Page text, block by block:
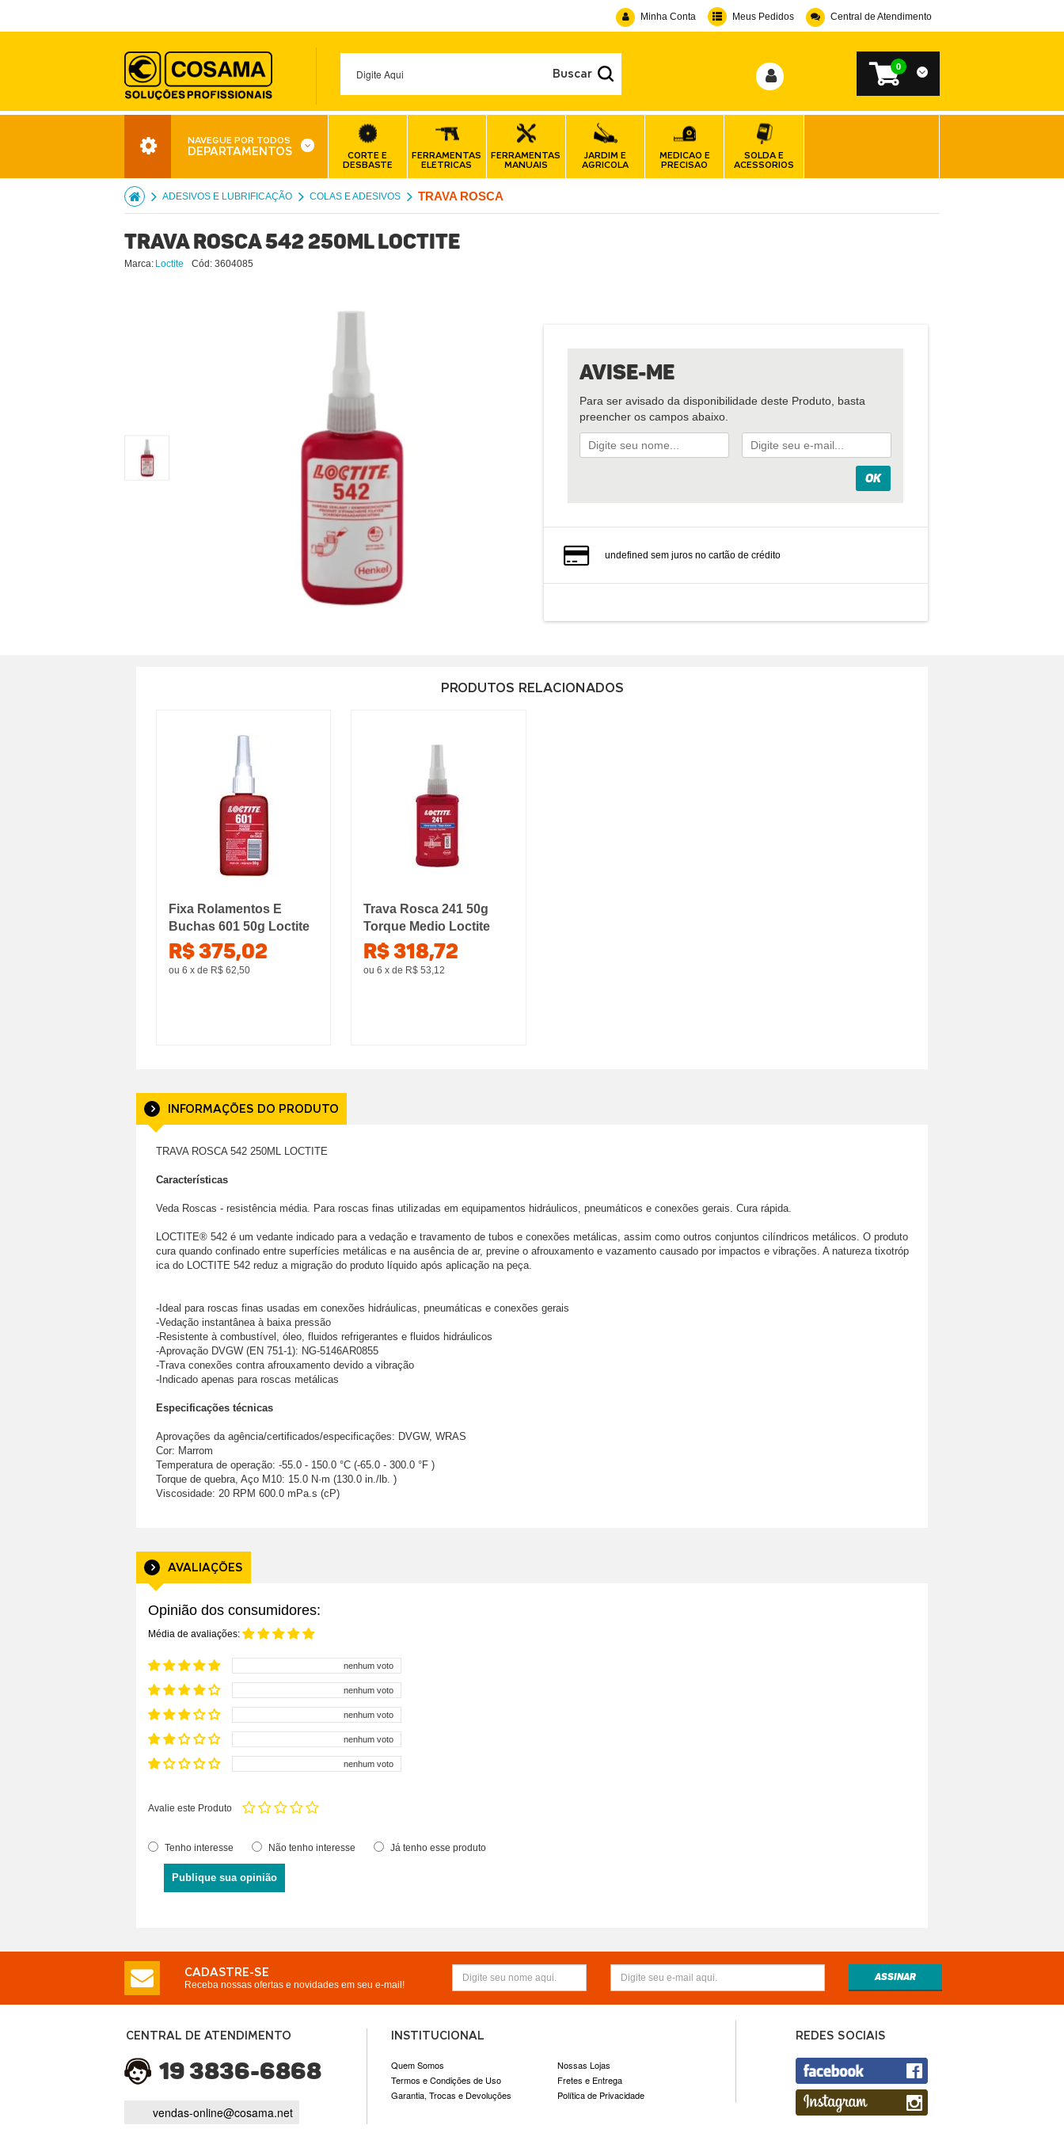
Minha Conta Meus Pedidos Central de Atendimento
0
NAVEGUE POR TODOS
DEPARTAMENTOS
CORTE E
DESBASTE
FERRAMENTAS
ELETRICAS
FERRAMENTAS
MANUAIS
JARDIM E
AGRICOLA
MEDICAO E
PRECISAO
SOLDA E
ACESSORIOS
ADESIVOS E LUBRIFICAÇÃO COLAS E ADESIVOS TRAVA ROSCA
TRAVA ROSCA 542 250ML LOCTITE
Marca: Loctite Cód: 3604085
Avise-Me
Para ser avisado da disponibilidade deste Produto, basta
preencher os campos abaixo.
undefined sem juros no cartão de crédito
PRODUTOS RELACIONADOS
Fixa Rolamentos E
Buchas 601 50g Loctite
R$ 375,02
ou 6 x de R$ 62,50
Trava Rosca 241 50g
Torque Medio Loctite
R$ 318,72
ou 6x de R$ 53,12
INFORMAÇÕES DO PRODUTO
TRAVA ROSCA 542 250ML LOCTITE
Características
Veda Roscas - resistência média. Para roscas finas utilizadas em equipamentos hidráulicos, pneumáticos e conexões gerais. Cura rápida.
LOCTITE® 542 é um vedante indicado para a vedação e travamento de tubos e conexões metálicas, assim como outros conjuntos cilíndricos metálicos. O produto
cura quando confinado entre superfícies metálicas e na ausência de ar, previne o afrouxamento e vazamento causado por impactos e vibrações. A natureza tixotróp
ica do LOCTITE 542 reduz a migração do produto líquido após aplicação na peça.
-Ideal para roscas finas usadas em conexões hidráulicas, pneumáticas e conexões gerais
-Vedação instantânea à baixa pressão
-Resistente à combustível, óleo, fluidos refrigerantes e fluidos hidráulicos
-Aprovação DVGW (EN 751-1): NG-5146AR0855
-Trava conexões contra afrouxamento devido a vibração
-Indicado apenas para roscas metálicas
Especificações técnicas
Aprovações da agência/certificados/especificações: DVGW, WRAS
Cor: Marrom
Temperatura de operação: -55.0 - 150.0 °C (-65.0 - 300.0 °F )
Torque de quebra, Aço M10: 15.0 N·m (130.0 in./lb. )
Viscosidade: 20 RPM 600.0 mPa.s (cP)
AVALIAÇÕES
Opinião dos consumidores:
Média de avaliações:
nenhum voto
nenhum voto
nenhum voto
nenhum voto
nenhum voto
Avalie este Produto
Tenho interesse Não tenho interesse Já tenho esse produto
Publique sua opinião
CADASTRE-SE
Receba nossas ofertas e novidades em seu e-mail!
CENTRAL DE ATENDIMENTO
19 3836-6868
vendas-online@cosama.net
INSTITUCIONAL
Quem Somos
Nossas Lojas
Termos e Condições de Uso
Fretes e Entrega
Garantia, Trocas e Devoluções
Política de Privacidade
REDES SOCIAIS